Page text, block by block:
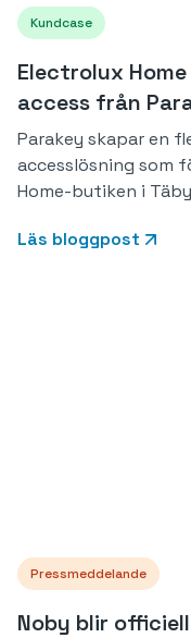
Kundcase
Electrolux
access från
Parakey skapar en
accesslösning som
Home-butiken i
Läs bloggpost
Pressmeddelande
Noby blir